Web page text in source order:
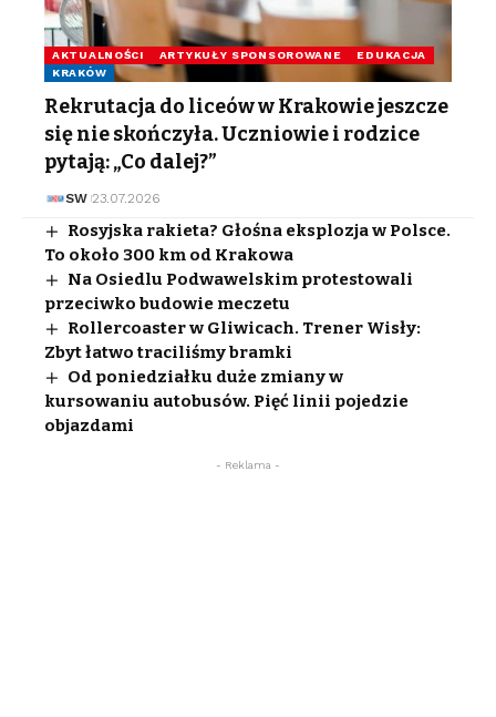
AKTUALNOŚCI ARTYKUŁY SPONSOROWANE
EDUKACJA
KRAKÓW
Rekrutacja do liceów w Krakowie jeszcze
się nie skończyła. Uczniowie i rodzice
pytają: „Co dalej?”
SW 23.07.2026
Rosyjska rakieta? Głośna eksplozja w Polsce.
To około 300 km od Krakowa
Na Osiedlu Podwawelskim protestowali
przeciwko budowie meczetu
Rollercoaster w Gliwicach. Trener Wisły:
Zbyt łatwo traciliśmy bramki
Od poniedziałku duże zmiany w
kursowaniu autobusów. Pięć linii pojedzie
objazdami
- Reklama -